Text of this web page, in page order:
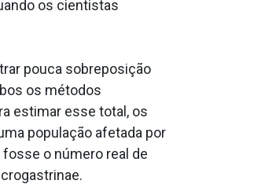
os cientistas
pouca sobreposição
os métodos
estimar esse total, os
população afetada por
o número real de